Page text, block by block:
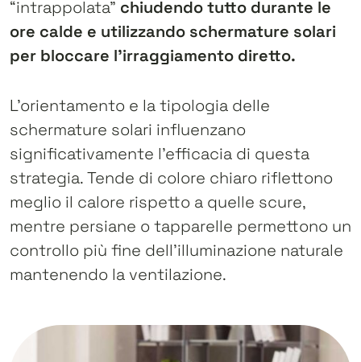
“intrappolata” chiudendo tutto durante le
ore calde e utilizzando schermature solari
per bloccare l’irraggiamento diretto.
L’orientamento e la tipologia delle
schermature solari influenzano
significativamente l’efficacia di questa
strategia. Tende di colore chiaro riflettono
meglio il calore rispetto a quelle scure,
mentre persiane o tapparelle permettono un
controllo più fine dell’illuminazione naturale
mantenendo la ventilazione.